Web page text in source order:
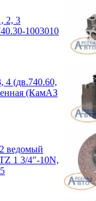
2, 3
1003010
4 (дв.740.60,
(КамАЗ
ведомый
1 3/4″-10N,